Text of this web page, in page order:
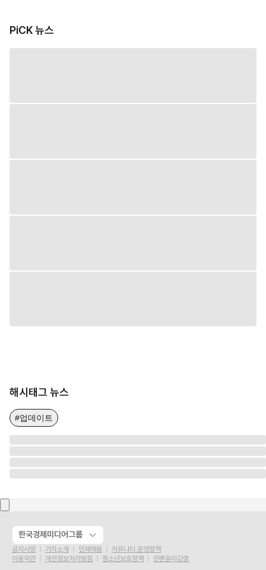
PiCK 뉴스
해시태그 뉴스
#업데이트
한국경제미디어그룹
공지사항 기자소개 인재채용
커뮤니티 운영정책
이용약관
개인정보처리방침 청소년보호정책 언론윤리강령